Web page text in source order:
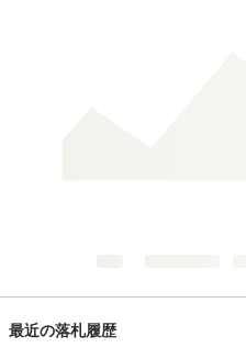
最近の落札履歴